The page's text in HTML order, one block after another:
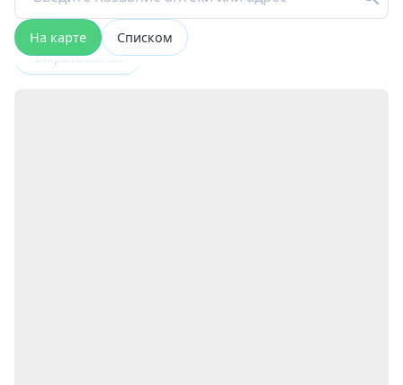
На карте Списком
Открыта сейчас